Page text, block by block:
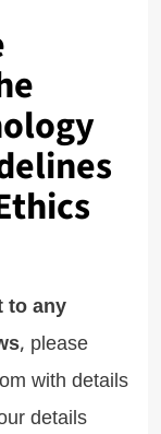
to any
, please
with details
details